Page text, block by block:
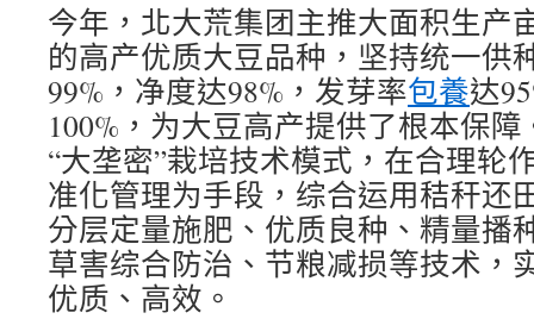
今年，北大荒集团主推大面积生产
的高产优质大豆品种，坚持统一供
99%，净度达98%，发芽率包養达
100%，为大豆高产提供了根本保
“大垄密”栽培技术模式，在合理轮
准化管理为手段，综合运用秸秆还
分层定量施肥、优质良种、精量播
草害综合防治、节粮减损等技术，
优质、高效。